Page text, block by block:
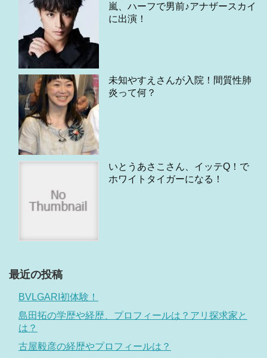
嵐、ハーフで男前♪アナザースカイ
に出演！
未知やすえさんが入院！間質性肺
炎って何？
いとうあさこさん、イッテQ！で
ホワイトタイガーになる！
最近の投稿
BVLGARI初体験！
島田拓の学歴や経歴、プロフィールは？アリ探求家と
は？
古屋毅彦の経歴やプロフィールは？